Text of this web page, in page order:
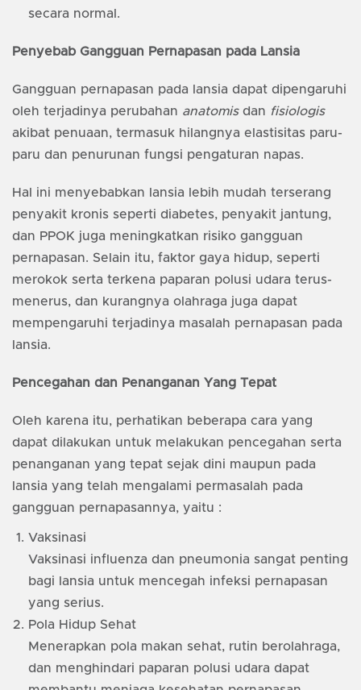
secara normal.
Penyebab Gangguan Pernapasan pada Lansia
Gangguan pernapasan pada lansia dapat dipengaruhi
oleh terjadinya perubahan anatomisdan fisiologis
akibat penuaan, termasuk hilangnya elastisitas paru-
paru dan penurunan fungsi pengaturan napas.
Hal ini menyebabkan lansia lebih mudah terserang
penyakit kronis seperti diabetes, penyakit jantung,
dan PPOK juga meningkatkan risiko gangguan
pernapasan. Selain itu, faktor gaya hidup, seperti
merokok serta terkena paparan polusi udara terus-
menerus, dan kurangnya olahraga juga dapat
mempengaruhi terjadinya masalah pernapasan pada
lansia.
Pencegahan dan Penanganan Yang Tepat
Oleh karena itu, perhatikan beberapa cara yang
dapat dilakukan untuk melakukan pencegahan serta
penanganan yang tepat sejak dini maupun pada
lansia yang telah mengalami permasalah pada
gangguan pernapasannya, yaitu :
Vaksinasi
Vaksinasi influenza dan pneumonia sangat penting
bagi lansia untuk mencegah infeksi pernapasan
yang serius.
Pola Hidup Sehat
Menerapkan pola makan sehat, rutin berolahraga,
dan menghindari paparan polusi udara dapat